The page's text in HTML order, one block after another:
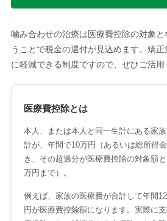
噛み合わせの治療は医療費控除の対象
うことで税金の還付が見込めます。矯
に軽減できる制度ですので、ぜひご活用
医療費控除とは
本人、または本人と同一生計にある家
計が、年間で10万円（あるいは総所得
き、その超過分が医療費控除の対象額
万円まで）。
例えば、家族の医療費が合計して年間
円が医療費控除額になります。実際に